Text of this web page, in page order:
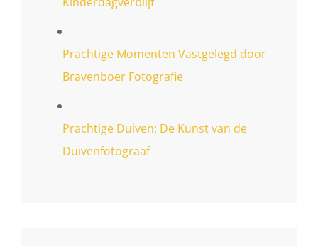
Prachtige Momenten Vastgelegd door
Bravenboer Fotografie
Prachtige Duiven: De Kunst van de
Duivenfotograaf